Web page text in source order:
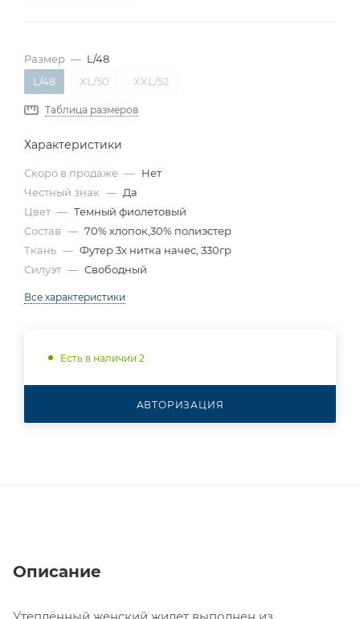
Размер — L/48
L/48
XL/50 XXL/52
Таблица размеров
Характеристики
Скоро в продаже — Нет
Честный знак — Да
Цвет — Темный фиолетовый
Состав — 70% хлопок,30% полиэстер
Ткань — Футер 3х нитка начес, 330гр
Силуэт — Свободный
Все характеристики
Есть в наличии 2
АВТОРИЗАЦИЯ
Описание
Утеплённый женский жилет выполнен из